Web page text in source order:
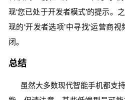
现‘您已处于开发者模式’的提示。
现的‘开发者选项’中寻找‘运营商
闭。
总结
虽然大多数现代智能手机都支